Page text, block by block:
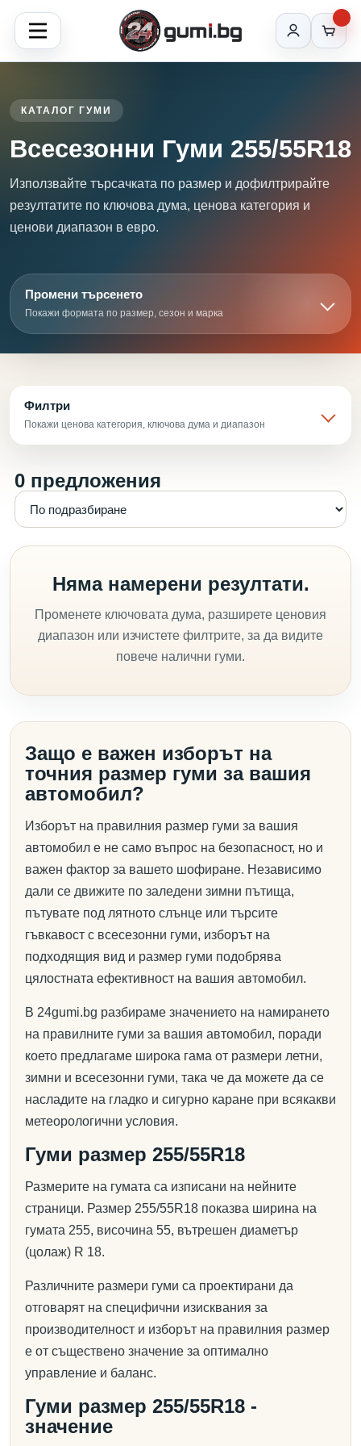
КАТАЛОГ ГУМИ
Всесезонни Гуми 255/55R18
Използвайте търсачката по размер и дофилтрирайте
резултатите по ключова дума, ценова категория и
ценови диапазон в евро.
Промени търсенето
Покажи формата по размер, сезон и марка
Филтри
Покажи ценова категория, ключова дума и диапазон
0 предложения
Няма намерени резултати.
Променете ключовата дума, разширете ценовия
диапазон или изчистете филтрите, за да видите
повече налични гуми.
Защо е важен изборът на
точния размер гуми за вашия
автомобил?
Изборът на правилния размер гуми за вашия
автомобил е не само въпрос на безопасност, но и
важен фактор за вашето шофиране. Независимо
дали се движите по заледени зимни пътища,
пътувате под лятното слънце или търсите
гъвкавост с всесезонни гуми, изборът на
подходящия вид и размер гуми подобрява
цялостната ефективност на вашия автомобил.
В 24gumi.bg разбираме значението на намирането
на правилните гуми за вашия автомобил, поради
което предлагаме широка гама от размери летни,
зимни и всесезонни гуми, така че да можете да се
насладите на гладко и сигурно каране при всякакви
метеорологични условия.
Гуми размер 255/55R18
Размерите на гумата са изписани на нейните
страници. Размер 255/55R18 показва ширина на
гумата 255, височина 55, вътрешен диаметър
(цолаж) R 18.
Различните размери гуми са проектирани да
отговарят на специфични изисквания за
производителност и изборът на правилния размер
е от съществено значение за оптимално
управление и баланс.
Гуми размер 255/55R18 -
значение